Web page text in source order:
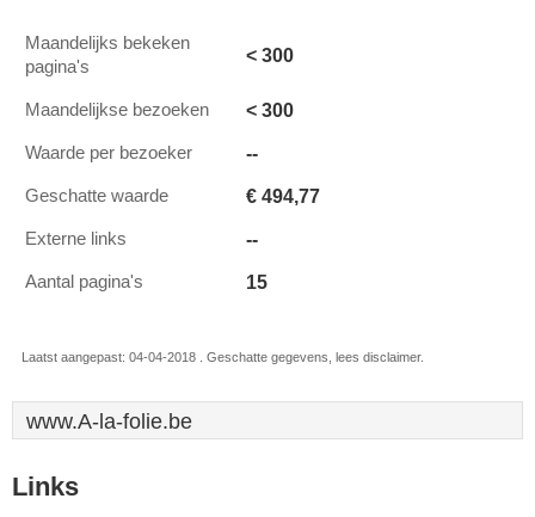
Maandelijks bekeken
pagina's
< 300
Maandelijkse bezoeken < 300
Waarde per bezoeker --
Geschatte waarde € 494,77
Externe links --
Aantal pagina's 15
Laatst aangepast: 04-04-2018 . Geschatte gegevens, lees disclaimer.
www.A-la-folie.be
Links